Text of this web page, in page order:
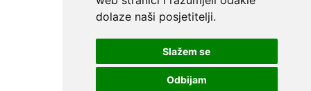
dolaze naši posjetitelji.
Slažem se
Odbijam
KREIRAJTE PUTOVANJE PREMA
SVOJIM ŽELJAMA: